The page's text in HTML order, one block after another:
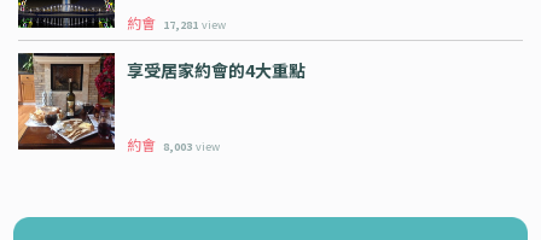
約會 17,281 view
享受居家約會的4大重點
約會 8,003 view